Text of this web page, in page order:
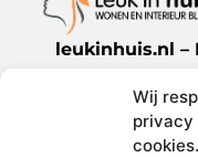
Wij
privacy
cookies.
leukinhuis.nl –
Een
een breed